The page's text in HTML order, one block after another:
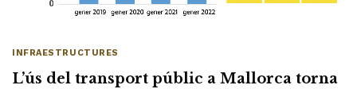
INFRAESTRUCTURES
L’ús del transport públic a Mallorca torna